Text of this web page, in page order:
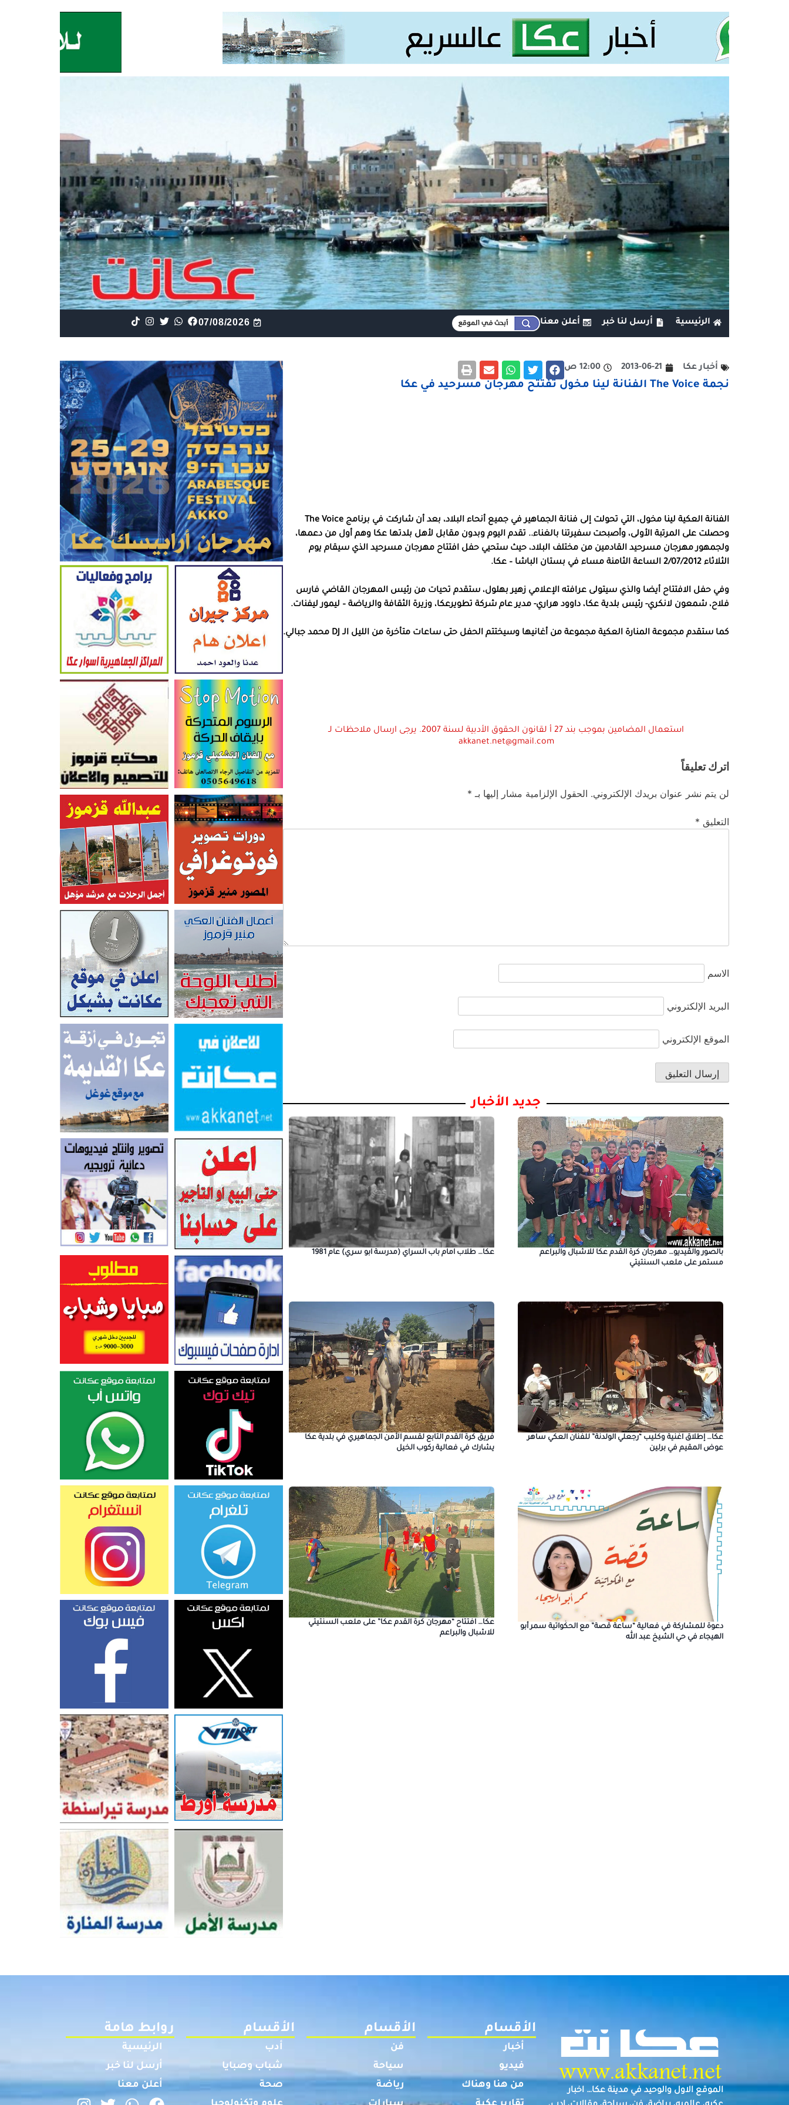
الرئيسية أرسل لنا خبر أعلن معنا 07/08/2026
أخبار عكا 2013-06-21 12:00 ص
نجمة The Voice الفنانة لينا مخول تفتتح مهرجان مسرحيد في عكا
الفنانة العكية لينا مخول، التي تحولت إلى فنانة الجماهير في جميع أنحاء البلاد، بعد أن شاركت في برنامج The Voice
وحصلت على المرتبة الأولى، وأصبحت سفيرتنا بالغناء.. تقدم اليوم وبدون مقابل لأهل بلدتها عكا وهم أول من دعمها،
ولجمهور مهرجان مسرحيد القادمين من مختلف البلاد، حيث ستحيي حفل افتتاح مهرجان مسرحيد الذي سيقام يوم
الثلاثاء 2/07/2012 الساعة الثامنة مساء في بستان الباشا – عكا.
وفي حفل الافتتاح أيضا والذي سيتولى عرافته الإعلامي زهير بهلول، ستقدم تحيات من رئيس المهرجان القاضي فارس
فلاح، شمعون لانكري- رئيس بلدية عكا، داوود هراري- مدير عام شركة تطويرعكا، وزيرة الثقافة والرياضة – ليمور ليفنات.
كما ستقدم مجموعة المنارة العكية مجموعة من أغانيها وسيختتم الحفل حتى ساعات متأخرة من الليل الـ DJ محمد جبالي.
استعمال المضامين بموجب بند 27 أ لقانون الحقوق الأدبية لسنة 2007. يرجى ارسال ملاحظات لـ
akkanet.net@gmail.com
اترك تعليقاً
لن يتم نشر عنوان بريدك الإلكتروني. الحقول الإلزامية مشار إليها بـ *
التعليق *
الاسم
البريد الإلكتروني
الموقع الإلكتروني
جديد الأخبار
بالصور والڤيديو… مهرجان كرة القدم عكا للاشبال والبراعم
مستمر على ملعب السنتيتي
عكا… طلاب امام باب السراي (مدرسة ابو سري) عام 1981
عكا… إطلاق اغنية وكليب “رجعلي الولدنة” للفنان العكي ساهر
عوض المقيم في برلين
فريق كرة القدم التابع لقسم الأمن الجماهيري في بلدية عكا
يشارك في فعالية ركوب الخيل
دعوة للمشاركة في فعالية “ساعة قصة” مع الحكواتية سمر أبو
الهيجاء في حي الشيخ عبد الله
عكا… افتتاح “مهرجان كرة القدم عكا” على ملعب السنتيتي
للاشبال والبراعم
الموقع الاول والوحيد في مدينة عكا… اخبار
الأقسام
أخبار
فيديو
من هنا وهناك
الأقسام
فن
سياحة
رياضة
الأقسام
أدب
شباب وصبايا
صحة
روابط هامة
الرئيسية
أرسل لنا خبر
أعلن معنا